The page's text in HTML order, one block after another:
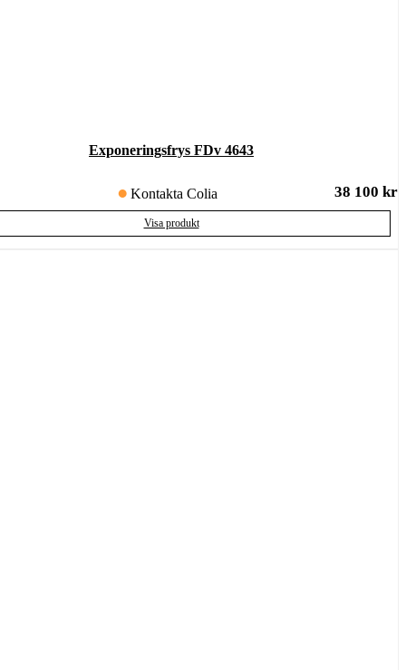
Exponeringsfrys FDv 4643
Kontakta Colia 38 100 kr
Visa produkt